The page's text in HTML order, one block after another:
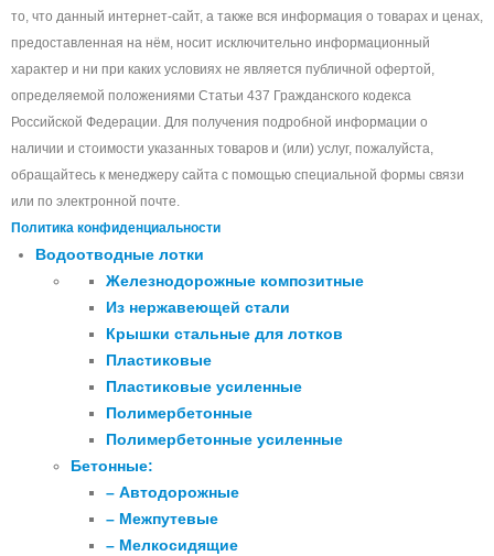
то, что данный интернет-сайт, а также вся информация о товарах и ценах,
предоставленная на нём, носит исключительно информационный
характер и ни при каких условиях не является публичной офертой,
определяемой положениями Статьи 437 Гражданского кодекса
Российской Федерации. Для получения подробной информации о
наличии и стоимости указанных товаров и (или) услуг, пожалуйста,
обращайтесь к менеджеру сайта с помощью специальной формы связи
или по электронной почте.
Политика конфиденциальности
Водоотводные лотки
Железнодорожные композитные
Из нержавеющей стали
Крышки стальные для лотков
Пластиковые
Пластиковые усиленные
Полимербетонные
Полимербетонные усиленные
Бетонные:
– Автодорожные
– Межпутевые
– Мелкосидящие